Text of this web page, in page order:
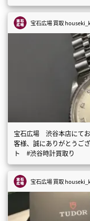
宝石広場 買取
宝石広場 渋谷本店にて
客様、誠にありがとうご
ト #渋谷時計買取り
宝石広場 買取